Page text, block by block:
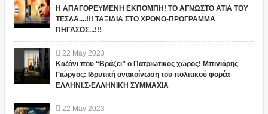
Η ΑΠΑΓΟΡΕΥΜΕΝΗ ΕΚΠΟΜΠΗ! ΤΟ ΑΓΝΩΣΤΟ ΑΤΙΑ ΤΟΥ
ΤΕΣΛΑ....!!! ΤΑΞΙΔΙΑ ΣΤΟ ΧΡΟΝΟ-ΠΡΟΓΡΑΜΜΑ
ΠΗΓΑΣΟΣ...!!!
22 May 2023
Καζάνι που “Βράζει” ο Πατριωτικος χώρος! Μπινιάρης
Γιώργος: Ιδρυτική ανακοίνωση του πολιτικού φορέα
ΕΛΛΗΝΙ.Σ-ΕΛΛΗΝΙΚΗ ΣΥΜΜΑΧΙΑ
22 May 2023